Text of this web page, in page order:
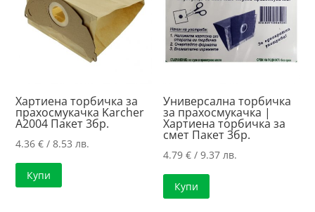
Хартиена торбичка за
прахосмукачка Karcher
A2004 Пакет 3бр.
4.36€ / 8.53 лв.
Купи
Универсална торбичка
за прахосмукачка |
Хартиена торбичка за
смет Пакет 3бр.
4.79€ / 9.37 лв.
Купи